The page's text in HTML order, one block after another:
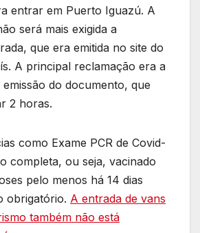
entrar em Puerto Iguazú. A
será mais exigida a
que era emitida no site do
A principal reclamação era a
do documento, que
2 horas.
como Exame PCR de Covid-
completa, ou seja, vacinado
pelo menos há 14 dias
obrigatório. A entrada de vans
também não está